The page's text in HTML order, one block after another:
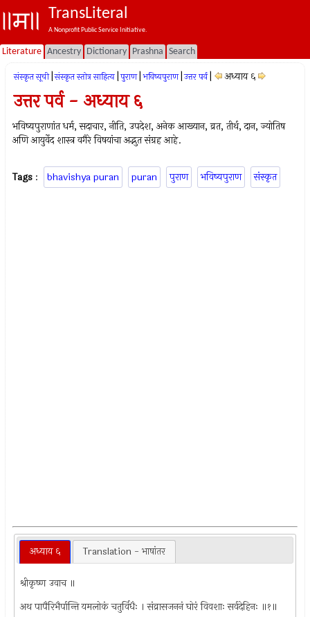
TransLiteral
A Nonprofit Public Service Initiative.
Literature Ancestry Dictionary Prashna Search
संस्कृत सूची संस्कृत स्तोत्र साहित्य पुराण भविष्यपुराण उत्तर पर्व अध्याय ६
उत्तर पर्व - अध्याय ६
भविष्यपुराणांत धर्म, सदाचार, नीति, उपदेश, अनेक आख्यान, व्रत, तीर्थ, दान, ज्योतिष
अणि आयुर्वेद शास्त्र वगैरे विषयांचा अद्भुत संग्रह आहे.
Tags : bhavishya puran puran पुराण भविष्यपुराण संस्कृत
अध्याय ६ Translation - भाषांतर
श्रीकृष्ण उवाच ॥
अथ पापैरिभैर्पान्ति यमलोकं चतुर्विधैः । संव्रासजननं घोरं विवशाः सर्वदेहिनः ॥१॥